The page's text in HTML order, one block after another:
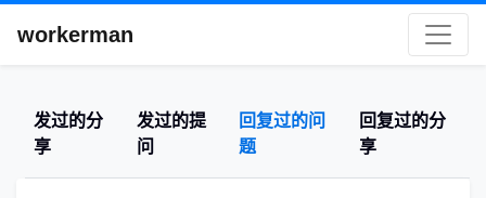
workerman
发过的分
享
发过的提
问
回复过的问
题
回复过的分
享